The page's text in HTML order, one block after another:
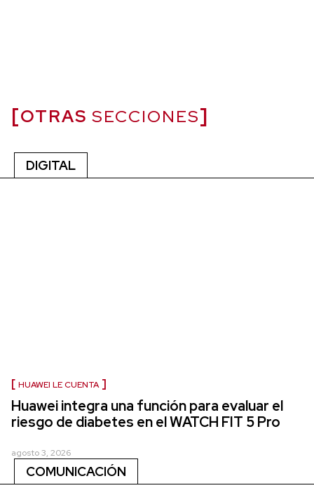
OTRAS SECCIONES
DIGITAL
HUAWEI LE CUENTA
Huawei integra una función para evaluar el
riesgo de diabetes en el WATCH FIT 5 Pro
agosto 3, 2026
COMUNICACIÓN